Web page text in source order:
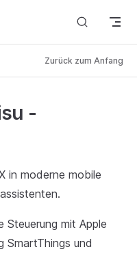
Zurück zum Anfang
-
in moderne mobile
Steuerung mit Apple
SmartThings und